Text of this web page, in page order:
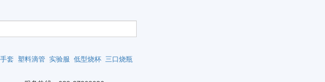
套 塑料滴管 实验服 低型烧杯 三口烧瓶